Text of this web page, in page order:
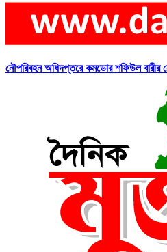
নৌপরিবহন অধিদপ্তরে কমডোর শফিউল বারীর